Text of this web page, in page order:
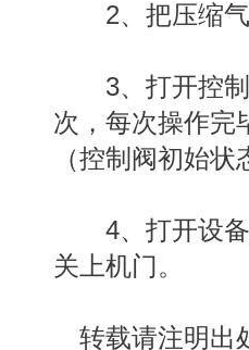
2、把压缩气
3、打开控制
次，每次操作完
（控制阀初始状
4、打开设备
关上机门。
转载请注明出